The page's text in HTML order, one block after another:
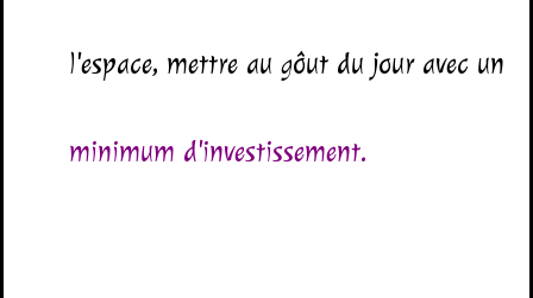
l'espace, mettre au gôut du jour avec un
minimum d'investissement.